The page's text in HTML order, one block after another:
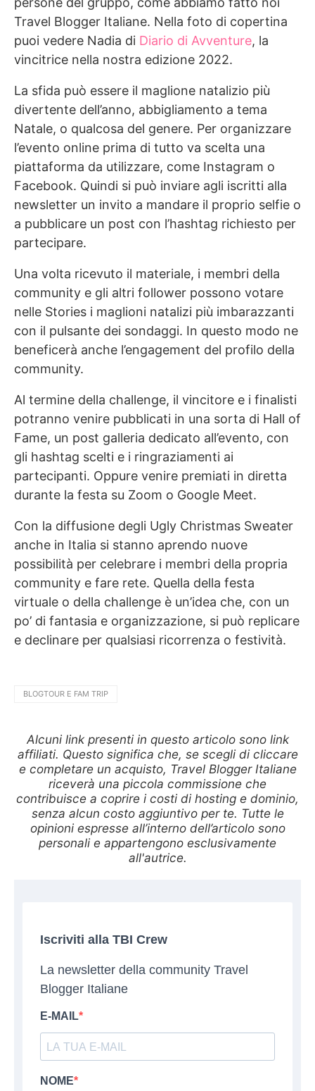
Travel Blogger Italiane. Nella foto di copertina
puoi vedere Nadia di Diario di Avventure, la
vincitrice nella nostra edizione 2022.
La sfida può essere il maglione natalizio più
divertente dell’anno, abbigliamento a tema
Natale, o qualcosa del genere. Per organizzare
l’evento online prima di tutto va scelta una
piattaforma da utilizzare, come Instagram o
Facebook. Quindi si può inviare agli iscritti alla
newsletter un invito a mandare il proprio selfie o
a pubblicare un post con l’hashtag richiesto per
partecipare.
Una volta ricevuto il materiale, i membri della
community e gli altri follower possono votare
nelle Stories i maglioni natalizi più imbarazzanti
con il pulsante dei sondaggi. In questo modo ne
beneficerà anche l’engagement del profilo della
community.
Al termine della challenge, il vincitore e i finalisti
potranno venire pubblicati in una sorta di Hall of
Fame, un post galleria dedicato all’evento, con
gli hashtag scelti e i ringraziamenti ai
partecipanti. Oppure venire premiati in diretta
durante la festa su Zoom o Google Meet.
Con la diffusione degli Ugly Christmas Sweater
anche in Italia si stanno aprendo nuove
possibilità per celebrare i membri della propria
community e fare rete. Quella della festa
virtuale o della challenge è un’idea che, con un
po’ di fantasia e organizzazione, si può replicare
e declinare per qualsiasi ricorrenza o festività.
BLOGTOUR E FAM TRIP
Alcuni link presenti in questo articolo sono link
affiliati. Questo significa che, se scegli di cliccare
e completare un acquisto, Travel Blogger Italiane
riceverà una piccola commissione che
contribuisce a coprire i costi di hosting e dominio,
senza alcun costo aggiuntivo per te. Tutte le
opinioni espresse all’interno dell’articolo sono
personali e appartengono esclusivamente
all'autrice.
Iscriviti alla TBI Crew
La newsletter della community Travel
Blogger Italiane
E-MAIL
NOME